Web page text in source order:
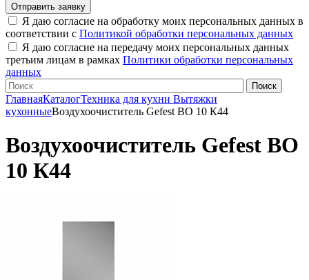
Я даю согласие на обработку моих персональных данных в
соответствии с Политикой обработки персональных данных
Я даю согласие на передачу моих персональных данных
третьим лицам в рамках Политики обработки персональных
данных
ГлавнаяКаталогТехника для кухни Вытяжки
кухонныеВоздухоочиститель Gefest ВО 10 К44
Воздухоочиститель Gefest ВО
10 К44